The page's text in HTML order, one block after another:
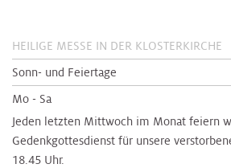
HEILIGE MESSE IN DER KLOSTERKIRCHE
Sonn- und Feiertage
Mo - Sa
Jeden letzten Mittwoch im Monat feiern
Gedenkgottesdienst für unsere
18.45 Uhr.